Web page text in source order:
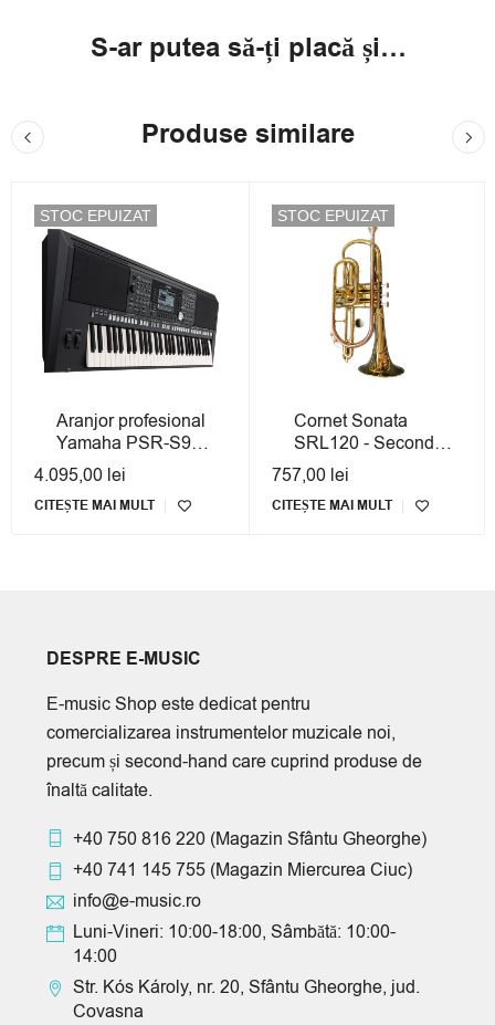
S-ar putea să-ți placă și…
Produse similare
STOC EPUIZAT
Aranjor profesional
Yamaha PSR-S950
- Second-Hand cu
Garanție
4.095,00 lei
CITEȘTE MAI MULT
STOC EPUIZAT
Cornet Sonata
SRL120 - Second
Hand cu Garanție
757,00 lei
CITEȘTE MAI MULT
DESPRE E-MUSIC
E-music Shop este dedicat pentru
comercializarea instrumentelor muzicale noi,
precum și second-hand care cuprind produse de
înaltă calitate.
+40 750 816 220 (Magazin Sfântu Gheorghe)
+40 741 145 755 (Magazin Miercurea Ciuc)
info@e-music.ro
Luni-Vineri: 10:00-18:00, Sâmbătă: 10:00-
14:00
Str. Kós Károly, nr. 20, Sfântu Gheorghe, jud.
Covasna